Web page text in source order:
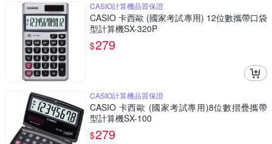
CASIO計算機品質保證
CASIO 卡西歐 (國家考試專用) 12位數攜帶口袋
型計算機SX-320P
$279
CASIO計算機品質保證
CASIO 卡西歐 (國家考試專用)8位數摺疊攜帶
型計算機SX-100
$279